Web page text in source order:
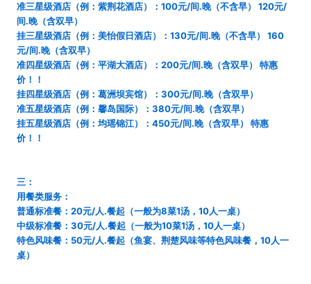
准三星级酒店（例：紫荆花酒店）：100元/间.晚（不含早） 120元/
间.晚（含双早）
挂三星级酒店（例：美怡假日酒店）：130元/间.晚（不含早） 160
元/间.晚（含双早）
准四星级酒店（例：平湖大酒店）：200元/间.晚（含双早） 特惠
价！！
挂四星级酒店（例：葛洲坝宾馆）：300元/间.晚（含双早）
准五星级酒店（例：馨岛国际）：380元/间.晚（含双早）
挂五星级酒店（例：均瑶锦江）：450元/间.晚（含双早） 特惠
价！！
三：
用餐类服务：
普通标准餐：20元/人.餐起（一般为8菜1汤，10人一桌）
中级标准餐：30元/人.餐起（一般为10菜1汤，10人一桌）
特色风味餐：50元/人.餐起（鱼宴、荆楚风味等特色风味餐，10人一
桌）